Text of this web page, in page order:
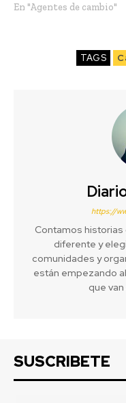
En "Agentes de cambio"
TAGS
https://
Contamos
diferente y
comunidades y
están empezando
que
SUSCRIBETE